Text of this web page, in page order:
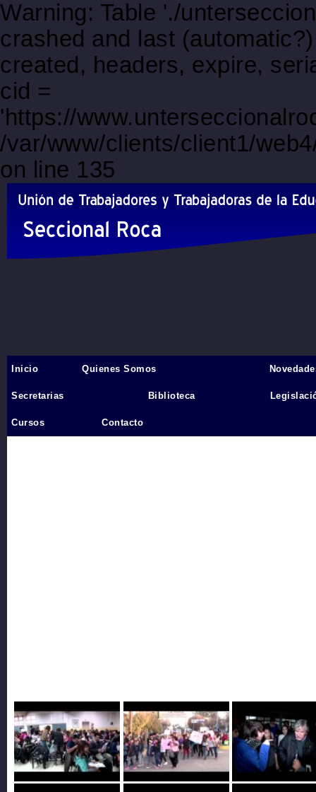
Warning: Table './
crashed and last
created, headers, expire,
cid =
'https://
/var/www/clients/client1/
on line 135
Inicio
Inicio Quienes Somos
Secretarias Biblioteca
Cursos Contacto